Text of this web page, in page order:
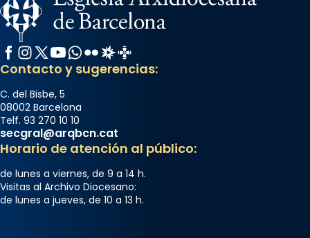
Facebook
Instagram
X / Twitter
YouTube
WhatsApp
FlickrRadio Estel
Catalunya Cristiana
Contacto y sugerencias:
C. del Bisbe, 5
08002 Barcelona
Telf. 93 270 10 10
secgral@arqbcn.cat
Horario de atención al público:
de lunes a viernes, de 9 a 14 h.
Visitas al Archivo Diocesano:
de lunes a jueves, de 10 a 13 h.